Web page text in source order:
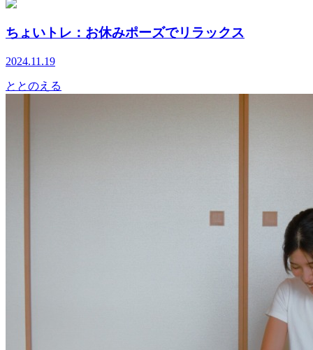
ちょいトレ：お休みポーズでリラックス
2024.11.19
ととのえる